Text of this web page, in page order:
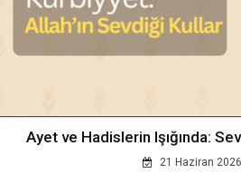
Ayet ve Hadislerin Işığında:
21 Haziran 2026